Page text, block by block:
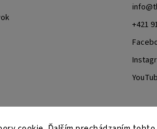
info@
+421